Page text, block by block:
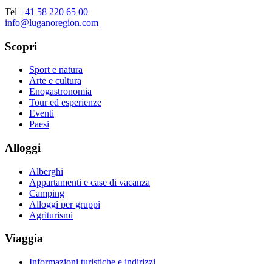
Tel +41 58 220 65 00
info@luganoregion.com
Scopri
Sport e natura
Arte e cultura
Enogastronomia
Tour ed esperienze
Eventi
Paesi
Alloggi
Alberghi
Appartamenti e case di vacanza
Camping
Alloggi per gruppi
Agriturismi
Viaggia